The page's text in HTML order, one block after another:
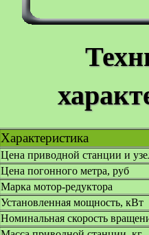
Характеристика
Цена приводной станции и
Цена погонного метра, руб
Марка мотор-редуктора
Установленная мощность, кВт
Номинальная скорость